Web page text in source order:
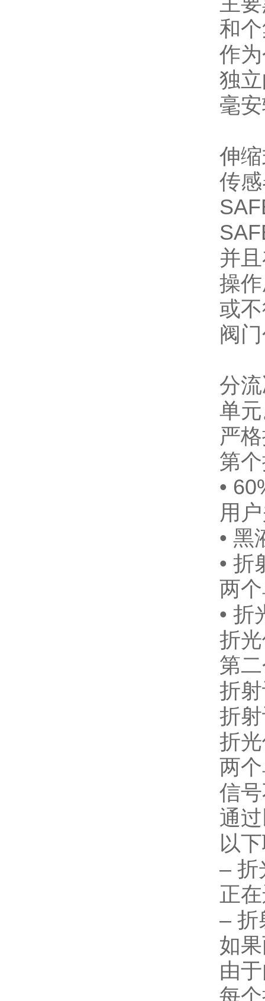
和
作
独
毫
伸
传
并
操
或
阀
分
单
严
第
•
用
• 黑
• 折
两
• 折
折
第
折
折
折
两
信
通
以
– 折
正
– 折
如
由
每